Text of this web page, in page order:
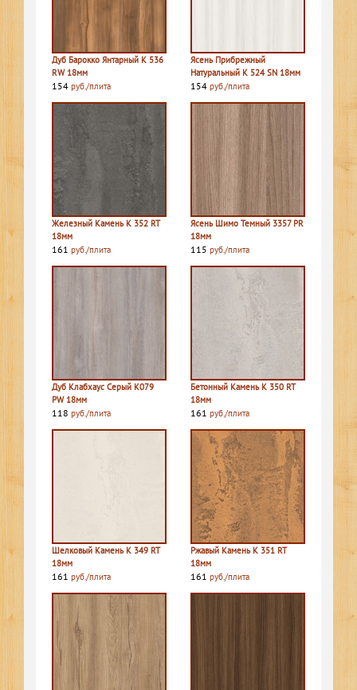
Дуб Барокко Янтарный K 536
RW 18мм
154 руб./плита
Ясень Прибрежный
Натуральный K 524 SN 18мм
154 руб./плита
Железный Камень K 352 RT
18мм
161 руб./плита
Ясень Шимо Темный 3357 PR
18мм
115 руб./плита
Дуб Клабхаус Серый K079
PW 18мм
118 руб./плита
Бетонный Камень K 350 RT
18мм
161 руб./плита
Шелковый Камень K 349 RT
18мм
161 руб./плита
Ржавый Камень K 351 RT
18мм
161 руб./плита